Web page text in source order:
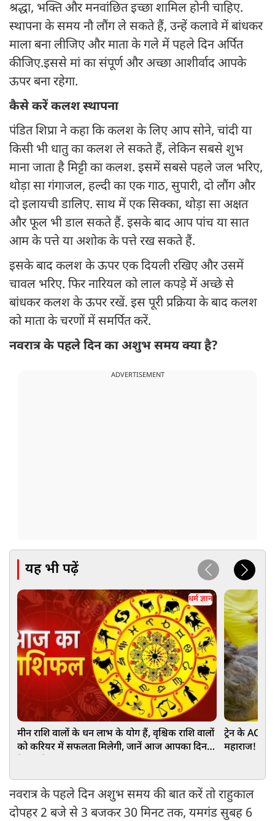
श्रद्धा, भक्ति और मनवांछित इच्छा शामिल होनी चाहिए.
स्थापना के समय नौ लौंग ले सकते हैं, उन्हें कलावे में बांधकर
माला बना लीजिए और माता के गले में पहले दिन अर्पित
कीजिए.इससे मां का संपूर्ण और अच्छा आशीर्वाद आपके
ऊपर बना रहेगा.
कैसे करें कलश स्थापना
पंडित शिप्रा ने कहा कि कलश के लिए आप सोने, चांदी या
किसी भी धातु का कलश ले सकते हैं, लेकिन सबसे शुभ
माना जाता है मिट्टी का कलश. इसमें सबसे पहले जल भरिए,
थोड़ा सा गंगाजल, हल्दी का एक गाठ, सुपारी, दो लौंग और
दो इलायची डालिए. साथ में एक सिक्का, थोड़ा सा अक्षत
और फूल भी डाल सकते हैं. इसके बाद आप पांच या सात
आम के पत्ते या अशोक के पत्ते रख सकते हैं.
इसके बाद कलश के ऊपर एक दियली रखिए और उसमें
चावल भरिए. फिर नारियल को लाल कपड़े में अच्छे से
बांधकर कलश के ऊपर रखें. इस पूरी प्रक्रिया के बाद कलश
को माता के चरणों में समर्पित करें.
नवरात्र के पहले दिन का अशुभ समय क्या है?
ADVERTISEMENT
यह भी पढ़ें
धर्म ज्ञान
मीन राशि वालों के धन लाभ के योग हैं, वृश्चिक राशि वालों
को करियर में सफलता मिलेगी, जानें आज आपका दिन
ट्रेन के AC
महाराज!
नवरात्र के पहले दिन अशुभ समय की बात करें तो राहुकाल
दोपहर 2 बजे से 3 बजकर 30 मिनट तक, यमगंड सुबह 6